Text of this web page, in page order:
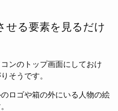
せる要素を見るだけ
ンのトップ画面にしておけ
そうです。
ロゴや箱の外にいる人物の絵